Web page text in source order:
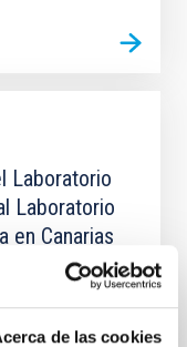
de las cookies
Laboratorio
Laboratorio
en Canarias
de
franco-